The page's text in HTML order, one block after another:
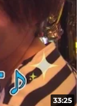
33:25